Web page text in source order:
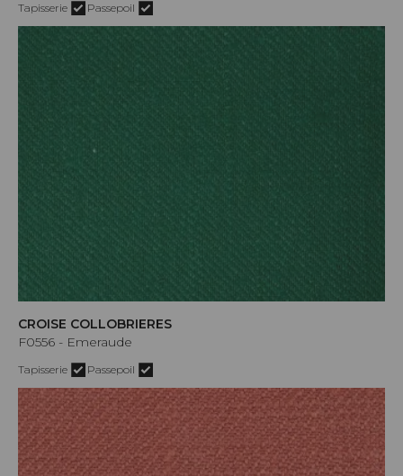
Tapisserie Passepoil
CROISE COLLOBRIERES
F0556 - Emeraude
Tapisserie Passepoil